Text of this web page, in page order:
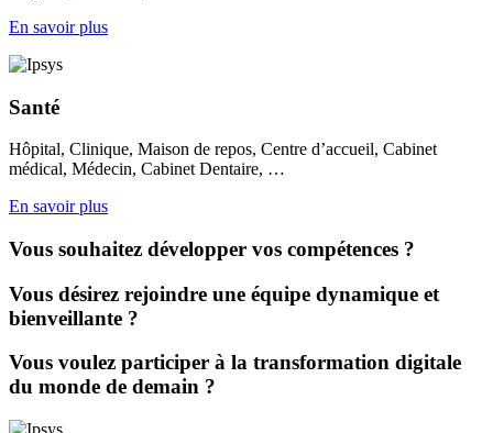
En savoir plus
Santé
Hôpital, Clinique, Maison de repos, Centre d’accueil, Cabinet
médical, Médecin, Cabinet Dentaire, …
En savoir plus
Vous souhaitez développer vos compétences ?
Vous désirez rejoindre une équipe dynamique et
bienveillante ?
Vous voulez participer à la transformation digitale
du monde de demain ?